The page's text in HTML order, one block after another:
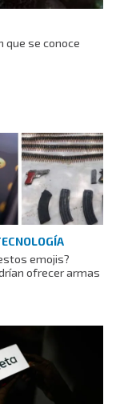
que se conoce
emojis?
ofrecer armas